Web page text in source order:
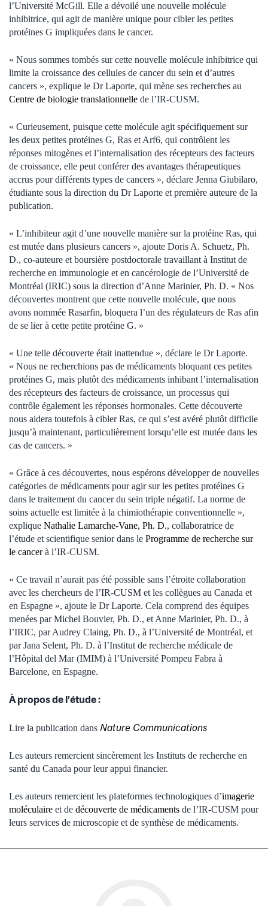
l’Université McGill. Elle a dévoilé une nouvelle molécule
inhibitrice, qui agit de manière unique pour cibler les petites
protéines G impliquées dans le cancer.
« Nous sommes tombés sur cette nouvelle molécule inhibitrice qui
limite la croissance des cellules de cancer du sein et d’autres
cancers », explique le Dr Laporte, qui mène ses recherches au
Centre de biologie translationnelle de l’IR-CUSM.
« Curieusement, puisque cette molécule agit spécifiquement sur
les deux petites protéines G, Ras et Arf6, qui contrôlent les
réponses mitogènes et l’internalisation des récepteurs des facteurs
de croissance, elle peut conférer des avantages thérapeutiques
accrus pour différents types de cancers », déclare Jenna Giubilaro,
étudiante sous la direction du Dr Laporte et première auteure de la
publication.
« L’inhibiteur agit d’une nouvelle manière sur la protéine Ras, qui
est mutée dans plusieurs cancers », ajoute Doris A. Schuetz, Ph.
D., co-auteure et boursière postdoctorale travaillant à Institut de
recherche en immunologie et en cancérologie de l’Université de
Montréal (IRIC) sous la direction d’Anne Marinier, Ph. D. « Nos
découvertes montrent que cette nouvelle molécule, que nous
avons nommée Rasarfin, bloquera l’un des régulateurs de Ras afin
de se lier à cette petite protéine G. »
« Une telle découverte était inattendue », déclare le Dr Laporte.
« Nous ne recherchions pas de médicaments bloquant ces petites
protéines G, mais plutôt des médicaments inhibant l’internalisation
des récepteurs des facteurs de croissance, un processus qui
contrôle également les réponses hormonales. Cette découverte
nous aidera toutefois à cibler Ras, ce qui s’est avéré plutôt difficile
jusqu’à maintenant, particulièrement lorsqu’elle est mutée dans les
cas de cancers. »
« Grâce à ces découvertes, nous espérons développer de nouvelles
catégories de médicaments pour agir sur les petites protéines G
dans le traitement du cancer du sein triple négatif. La norme de
soins actuelle est limitée à la chimiothérapie conventionnelle »,
explique Nathalie Lamarche-Vane, Ph. D., collaboratrice de
l’étude et scientifique senior dans le Programme de recherche sur
le cancerà l’IR-CUSM.
« Ce travail n’aurait pas été possible sans l’étroite collaboration
avec les chercheurs de l’IR‑CUSM et les collègues au Canada et
en Espagne », ajoute le Dr Laporte. Cela comprend des équipes
menées par Michel Bouvier, Ph. D., et Anne Marinier, Ph. D., à
l’IRIC, par Audrey Claing, Ph. D., à l’Université de Montréal, et
par Jana Selent, Ph. D. à l’Institut de recherche médicale de
l’Hôpital del Mar (IMIM) à l’Université Pompeu Fabra à
Barcelone, en Espagne.
À propos de l’étude :
Lire la publication dans Nature Communications
Les auteurs remercient sincèrement les Instituts de recherche en
santé du Canada pour leur appui financier.
Les auteurs remercient les plateformes technologiques d’imagerie
moléculaire et de découverte de médicaments de l’IR-CUSM pour
leurs services de microscopie et de synthèse de médicaments.